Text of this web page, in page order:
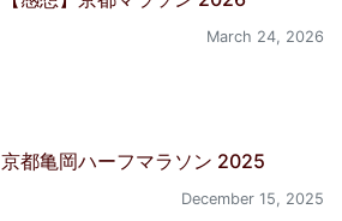
March 24, 2026
京都亀岡ハーフマラソン 2025
December 15, 2025